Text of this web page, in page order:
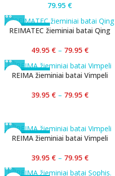
79.95 €
-38%
REIMATEC žieminiai batai Qing
49.95 € – 79.95 €
-50%
REIMA žieminiai batai Vimpeli
39.95 € – 79.95 €
-50%
REIMA žieminiai batai Vimpeli
39.95 € – 79.95 €